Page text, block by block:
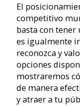
El
competitivo
basta con tener
es igualmente
reconozca y
opciones
mostraremos
de manera
y atraer a tu